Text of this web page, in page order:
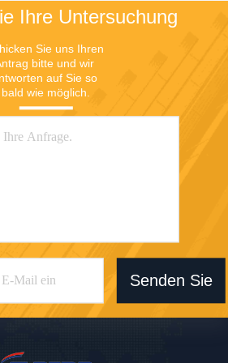
Ihre Untersuchung
Sie uns Ihren
bitte und wir
auf Sie so
bald wie möglich.
Senden Sie